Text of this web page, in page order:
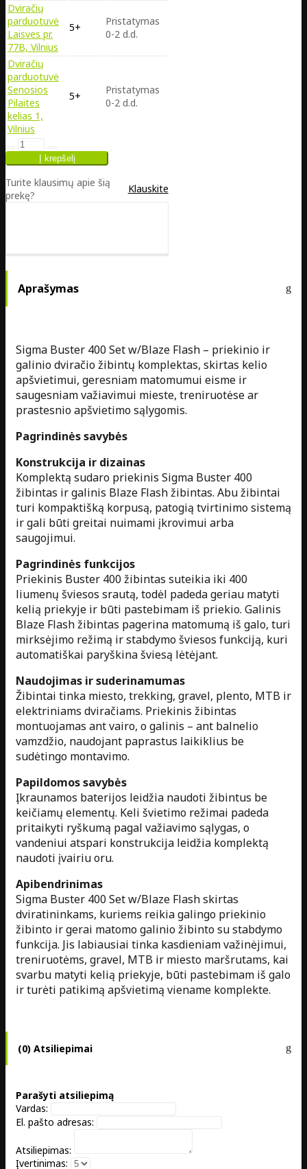
Dviračių
parduotuvė
Laisves pr.
77B, Vilnius
5+
Pristatymas
0-2 d.d.
Dviračių
parduotuvė
Senosios
Pilaites
kelias 1,
Vilnius
5+
Pristatymas
0-2 d.d.
Turite klausimų apie šią
prekę?
Klauskite
Aprašymas
Sigma Buster 400 Set w/Blaze Flash – priekinio ir
galinio dviračio žibintų komplektas, skirtas kelio
apšvietimui, geresniam matomumui eisme ir
saugesniam važiavimui mieste, treniruotėse ar
prastesnio apšvietimo sąlygomis.
Pagrindinės savybės
Konstrukcija ir dizainas
Komplektą sudaro priekinis Sigma Buster 400
žibintas ir galinis Blaze Flash žibintas. Abu žibintai
turi kompaktišką korpusą, patogią tvirtinimo sistemą
ir gali būti greitai nuimami įkrovimui arba
saugojimui.
Pagrindinės funkcijos
Priekinis Buster 400 žibintas suteikia iki 400
liumenų šviesos srautą, todėl padeda geriau matyti
kelią priekyje ir būti pastebimam iš priekio. Galinis
Blaze Flash žibintas pagerina matomumą iš galo, turi
mirksėjimo režimą ir stabdymo šviesos funkciją, kuri
automatiškai paryškina šviesą lėtėjant.
Naudojimas ir suderinamumas
Žibintai tinka miesto, trekking, gravel, plento, MTB ir
elektriniams dviračiams. Priekinis žibintas
montuojamas ant vairo, o galinis – ant balnelio
vamzdžio, naudojant paprastus laikiklius be
sudėtingo montavimo.
Papildomos savybės
Įkraunamos baterijos leidžia naudoti žibintus be
keičiamų elementų. Keli švietimo režimai padeda
pritaikyti ryškumą pagal važiavimo sąlygas, o
vandeniui atspari konstrukcija leidžia komplektą
naudoti įvairiu oru.
Apibendrinimas
Sigma Buster 400 Set w/Blaze Flash skirtas
dviratininkams, kuriems reikia galingo priekinio
žibinto ir gerai matomo galinio žibinto su stabdymo
funkcija. Jis labiausiai tinka kasdieniam važinėjimui,
treniruotėms, gravel, MTB ir miesto maršrutams, kai
svarbu matyti kelią priekyje, būti pastebimam iš galo
ir turėti patikimą apšvietimą viename komplekte.
(0) Atsiliepimai
Parašyti atsiliepimą
Vardas:
El. pašto adresas:
Atsiliepimas:
Įvertinimas: